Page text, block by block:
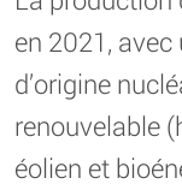
en 2021,
d’origine
renouvelable
éolien et